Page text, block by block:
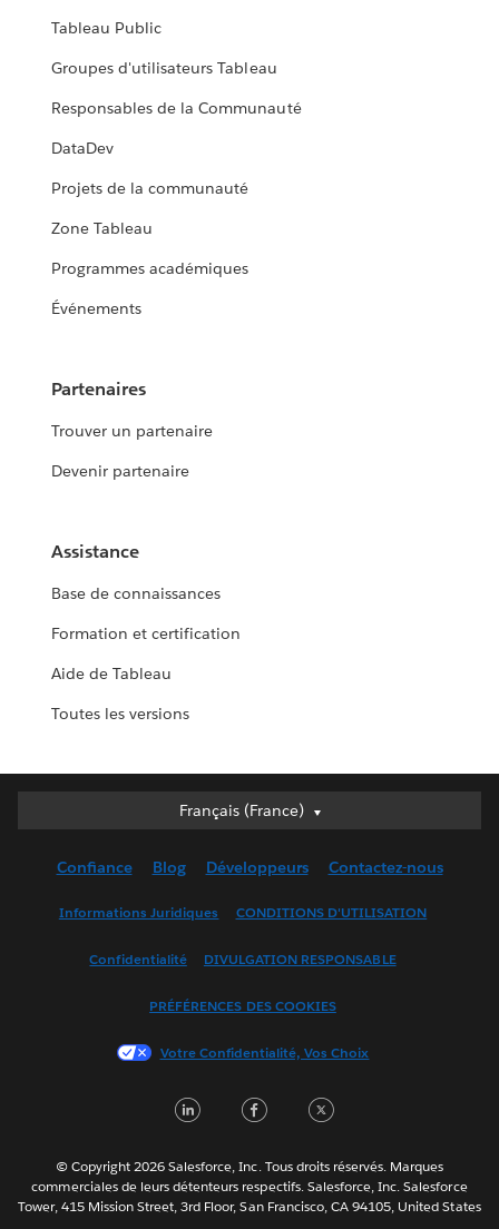
Tableau Public
Groupes d'utilisateurs Tableau
Responsables de la Communauté
DataDev
Projets de la communauté
Zone Tableau
Programmes académiques
Événements
Partenaires
Trouver un partenaire
Devenir partenaire
Assistance
Base de connaissances
Formation et certification
Aide de Tableau
Toutes les versions
Français (France)
Français (France)
English (UK)
Français (Canada)
한국어
Português
ไทย
简体中文
Confiance Blog Développeurs Contactez-nous
Informations Juridiques CONDITIONS D'UTILISATION
Confidentialité DIVULGATION RESPONSABLE
PRÉFÉRENCES DES COOKIES
Votre Confidentialité, Vos Choix
LinkedInFacebook
© Copyright 2026 Salesforce, Inc. Tous droits réservés. Marques
commerciales de leurs détenteurs respectifs. Salesforce, Inc. Salesforce
Tower, 415 Mission Street, 3rd Floor, San Francisco, CA 94105, United States